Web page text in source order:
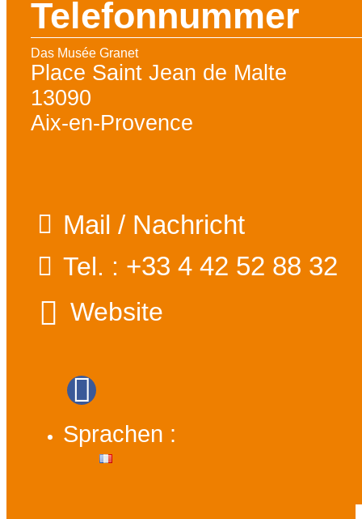
Telefonnummer
Das Musée Granet
Place Saint Jean de Malte
13090
Aix-en-Provence
Mail / Nachricht
Tel. : +33 4 42 52 88 32
Website
Sprachen :